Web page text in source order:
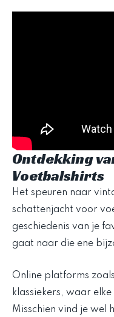
Ontdekking
Voetbalshirts
Het speuren naar
schattenjacht voor
geschiedenis van je
gaat naar die ene
Online platforms
klassiekers, waar
Misschien vind je wel